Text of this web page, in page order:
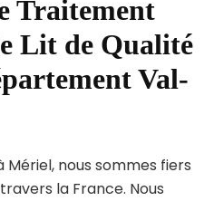
Traitement
Lit de Qualité
Val-
nous sommes fiers
la France. Nous